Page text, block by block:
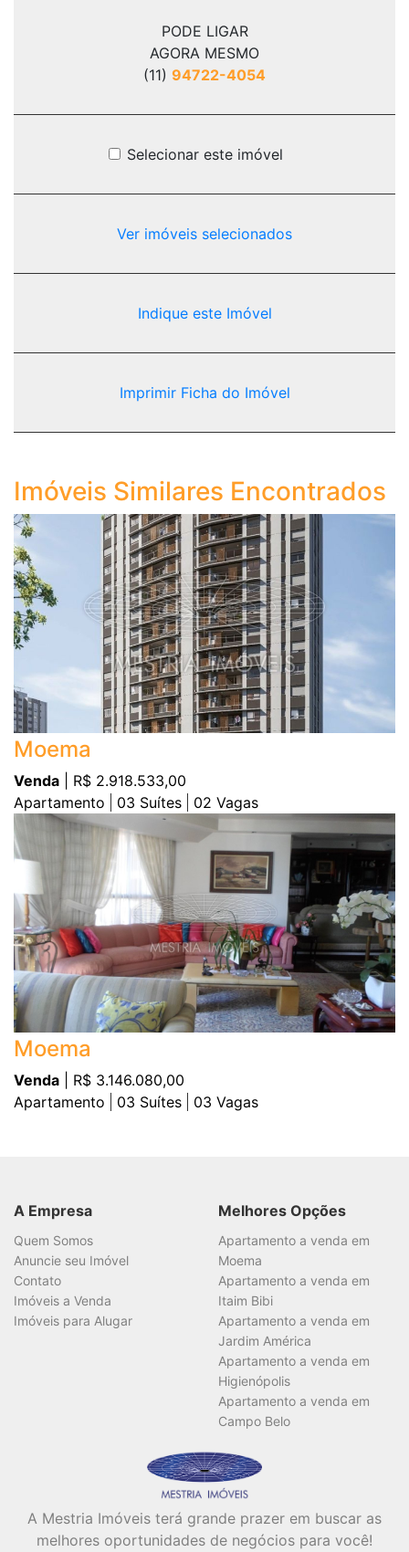
PODE LIGAR
AGORA MESMO
(11) 94722-4054
Selecionar este imóvel
Ver imóveis selecionados
Indique este Imóvel
Imprimir Ficha do Imóvel
Imóveis Similares Encontrados
Moema
Venda | R$ 2.918.533,00
Apartamento
03 Suítes 02 Vagas
Moema
Venda | R$ 3.146.080,00
Apartamento
03 Suítes 03 Vagas
A Empresa
Quem Somos
Anuncie seu Imóvel
Contato
Imóveis a Venda
Imóveis para Alugar
Melhores Opções
Apartamento a venda em
Moema
Apartamento a venda em
Itaim Bibi
Apartamento a venda em
Jardim América
Apartamento a venda em
Higienópolis
Apartamento a venda em
Campo Belo
A Mestria Imóveis terá grande prazer em buscar as
melhores oportunidades de negócios para você!